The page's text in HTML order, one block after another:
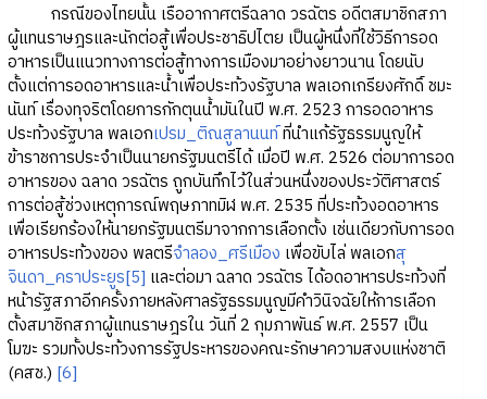
กรณีของไทยนั้น เรืออากาศตรีฉลาด วรฉัตร อดีตสมาชิกสภา
ผู้แทนราษฎรและนักต่อสู้เพื่อประชาธิปไตย เป็นผู้หนึ่งที่ใช้วิธีการอด
อาหารเป็นแนวทางการต่อสู้ทางการเมืองมาอย่างยาวนาน โดยนับ
ตั้งแต่การอดอาหารและน้ำเพื่อประท้วงรัฐบาล พลเอกเกรียงศักดิ์ ชมะ
นันท์ เรื่องทุจริตโดยการกักตุนน้ำมันในปี พ.ศ. 2523 การอดอาหาร
ประท้วงรัฐบาล พลเอกเปรม_ติณสูลานนท์ที่นำแก้รัฐธรรมนูญให้
ข้าราชการประจำเป็นนายกรัฐมนตรีได้ เมื่อปี พ.ศ. 2526 ต่อมาการอด
อาหารของ ฉลาด วรฉัตร ถูกบันทึกไว้ในส่วนหนึ่งของประวัติศาสตร์
การต่อสู้ช่วงเหตุการณ์พฤษภาทมิฬ พ.ศ. 2535 ที่ประท้วงอดอาหาร
เพื่อเรียกร้องให้นายกรัฐมนตรีมาจากการเลือกตั้ง เช่นเดียวกับการอด
อาหารประท้วงของ พลตรีจำลอง_ศรีเมือง เพื่อขับไล่ พลเอกสุ
จินดา_คราประยูร[5] และต่อมา ฉลาด วรฉัตร ได้อดอาหารประท้วงที่
หน้ารัฐสภาอีกครั้งภายหลังศาลรัฐธรรมนูญมีคำวินิจฉัยให้การเลือก
ตั้งสมาชิกสภาผู้แทนราษฎรใน วันที่ 2 กุมภาพันธ์ พ.ศ. 2557 เป็น
โมฆะ รวมทั้งประท้วงการรัฐประหารของคณะรักษาความสงบแห่งชาติ
(คสช.) [6]